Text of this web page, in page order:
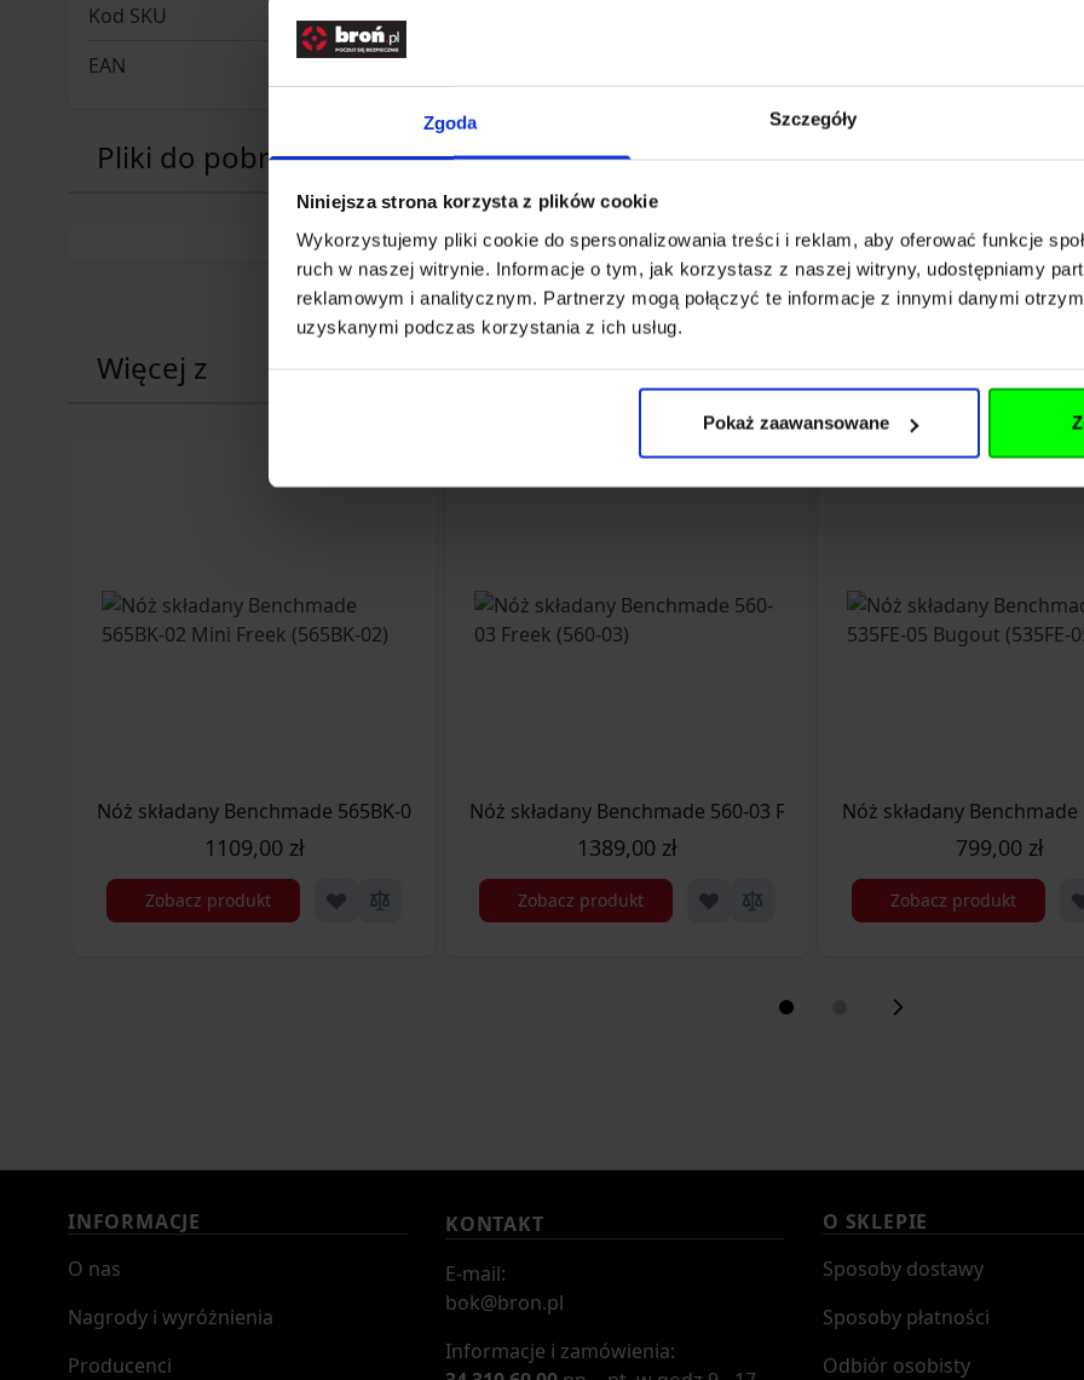
Zgoda Szczegóły
Niniejsza strona korzysta z plików cookie
Wykorzystujemy pliki cookie do spersonalizowania treści i reklam, aby oferować funkcje
ruch w naszej witrynie. Informacje o tym, jak korzystasz z naszej witryny, udostępniamy
reklamowym i analitycznym. Partnerzy mogą połączyć te informacje z innymi danymi
uzyskanymi podczas korzystania z ich usług.
Pokaż zaawansowane
Kod SKU
EAN
Pliki do pobrania
Więcej z
Nóż składany Benchmade 565BK-02 Mini Freek (565BK-02)
1109,00 zł
Zobacz produkt
Nóż składany Benchmade 560-03 Freek (560-03)
1389,00 zł
Zobacz produkt
Nóż składany
799,00 zł
Zobacz produkt
INFORMACJE
O nas
Nagrody i wyróżnienia
Producenci
KONTAKT
E-mail:
bok@bron.pl
Informacje i zamówienia:
O SKLEPIE
Sposoby dostawy
Sposoby płatności
Odbiór osobisty